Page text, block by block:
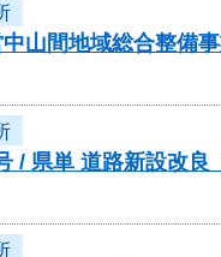
山間地域総合整
/ 県単 道路新設改